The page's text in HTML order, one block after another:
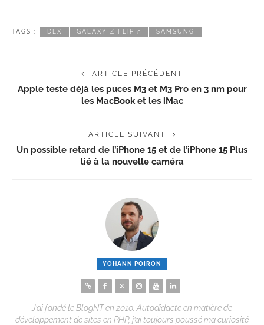
TAGS : DEX GALAXY Z FLIP 5 SAMSUNG
ARTICLE PRÉCÉDENT
Apple teste déjà les puces M3 et M3 Pro en 3 nm pour
les MacBook et les iMac
ARTICLE SUIVANT
Un possible retard de l’iPhone 15 et de l’iPhone 15 Plus
lié à la nouvelle caméra
YOHANN POIRON
J’ai fondé le BlogNT en 2010. Autodidacte en matière de
développement de sites en PHP, j’ai toujours poussé ma curiosité